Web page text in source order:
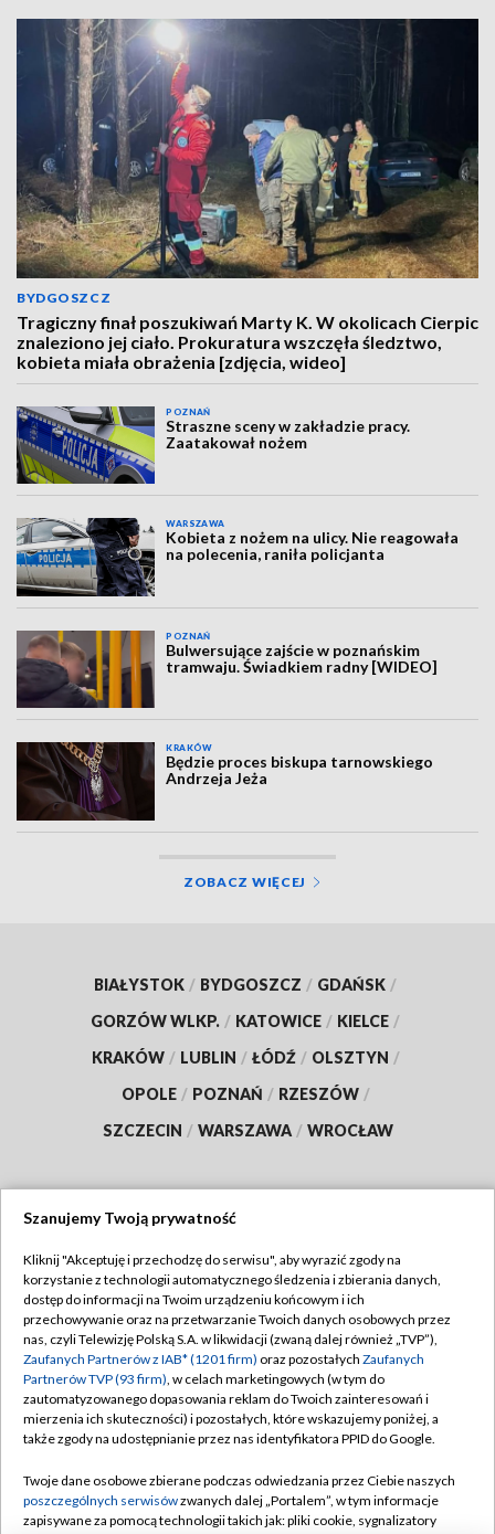
BYDGOSZCZ
Tragiczny finał poszukiwań Marty K. W okolicach Cierpic
znaleziono jej ciało. Prokuratura wszczęła śledztwo,
kobieta miała obrażenia [zdjęcia, wideo]
POZNAŃ
Straszne sceny w zakładzie pracy.
Zaatakował nożem
WARSZAWA
Kobieta z nożem na ulicy. Nie reagowała
na polecenia, raniła policjanta
POZNAŃ
Bulwersujące zajście w poznańskim
tramwaju. Świadkiem radny [WIDEO]
KRAKÓW
Będzie proces biskupa tarnowskiego
Andrzeja Jeża
ZOBACZ WIĘCEJ
BIAŁYSTOK / BYDGOSZCZ / GDAŃSK /
GORZÓW WLKP. / KATOWICE / KIELCE /
KRAKÓW / LUBLIN / ŁÓDŹ / OLSZTYN /
OPOLE / POZNAŃ / RZESZÓW /
SZCZECIN / WARSZAWA / WROCŁAW
TVP
Abonament TVP
Emisja w TVP
Centrum informacji TVP
Naziemna Telewizja Cyfrowa
Rada Programowa
Regulamin TVP
Polityka prywatności
Moje zgody
Pomoc
Kontakt
Szanujemy Twoją prywatność
Kliknij "Akceptuję i przechodzę do serwisu", aby wyrazić zgody na
korzystanie z technologii automatycznego śledzenia i zbierania danych,
dostęp do informacji na Twoim urządzeniu końcowym i ich
przechowywanie oraz na przetwarzanie Twoich danych osobowych przez
nas, czyli Telewizję Polską S.A. w likwidacji (zwaną dalej również „TVP”),
Zaufanych Partnerów z IAB* (1201 firm) oraz pozostałych Zaufanych
Partnerów TVP (93 firm), w celach marketingowych (w tym do
zautomatyzowanego dopasowania reklam do Twoich zainteresowań i
mierzenia ich skuteczności) i pozostałych, które wskazujemy poniżej, a
także zgody na udostępnianie przez nas identyfikatora PPID do Google.
Twoje dane osobowe zbierane podczas odwiedzania przez Ciebie naszych
poszczególnych serwisówzwanych dalej „Portalem”, w tym informacje
zapisywane za pomocą technologii takich jak: pliki cookie, sygnalizatory